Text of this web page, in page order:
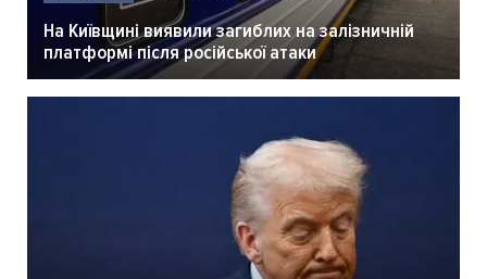
На Київщині виявили загиблих на залізничній
платформі після російської атаки